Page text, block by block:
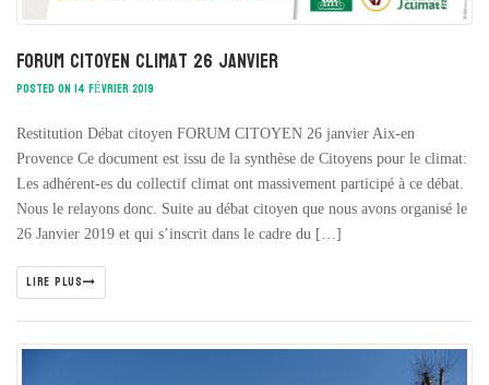
Forum citoyen climat 26 janvier
POSTED ON 14 FÉVRIER 2019
Restitution Débat citoyen FORUM CITOYEN 26 janvier Aix-en
Provence Ce document est issu de la synthèse de Citoyens pour le climat:
Les adhérent-es du collectif climat ont massivement participé à ce débat.
Nous le relayons donc. Suite au débat citoyen que nous avons organisé le ​
26 Janvier 2019 ​et qui s’inscrit dans le cadre du […]
LIRE PLUS